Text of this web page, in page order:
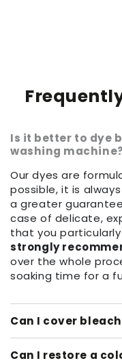
Is it better to dye
washing machine?
Our dyes are
possible, it is
a greater
case of delicate,
that you
strongly
over the whole
soaking time for a
Can I cover
Can I restore a